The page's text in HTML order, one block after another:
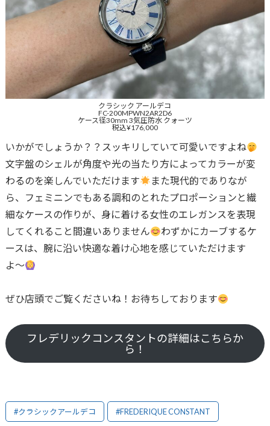
クラシック アールデコ
FC-200MPWN2AR2D6
ケース径30mm 3気圧防水 クォーツ
税込¥176,000
いかがでしょうか？？スッキリしていて可愛いですよね
文字盤のシェルが角度や光の当たり方によってカラーが変
わるのを楽しんでいただけます
また現代的でありなが
ら、フェミニンでもある調和のとれたプロポーションと繊
細なケースの作りが、身に着ける女性のエレガンスを表現
してくれること間違いありません
わずかにカーブするケ
ースは、腕に沿い快適な着け心地を感じていただけます
よ〜
ぜひ店頭でご覧くださいね！お待ちしております
フレデリックコンスタントの詳細はこちらか
ら！
#クラシックアールデコ #FREDERIQUE CONSTANT